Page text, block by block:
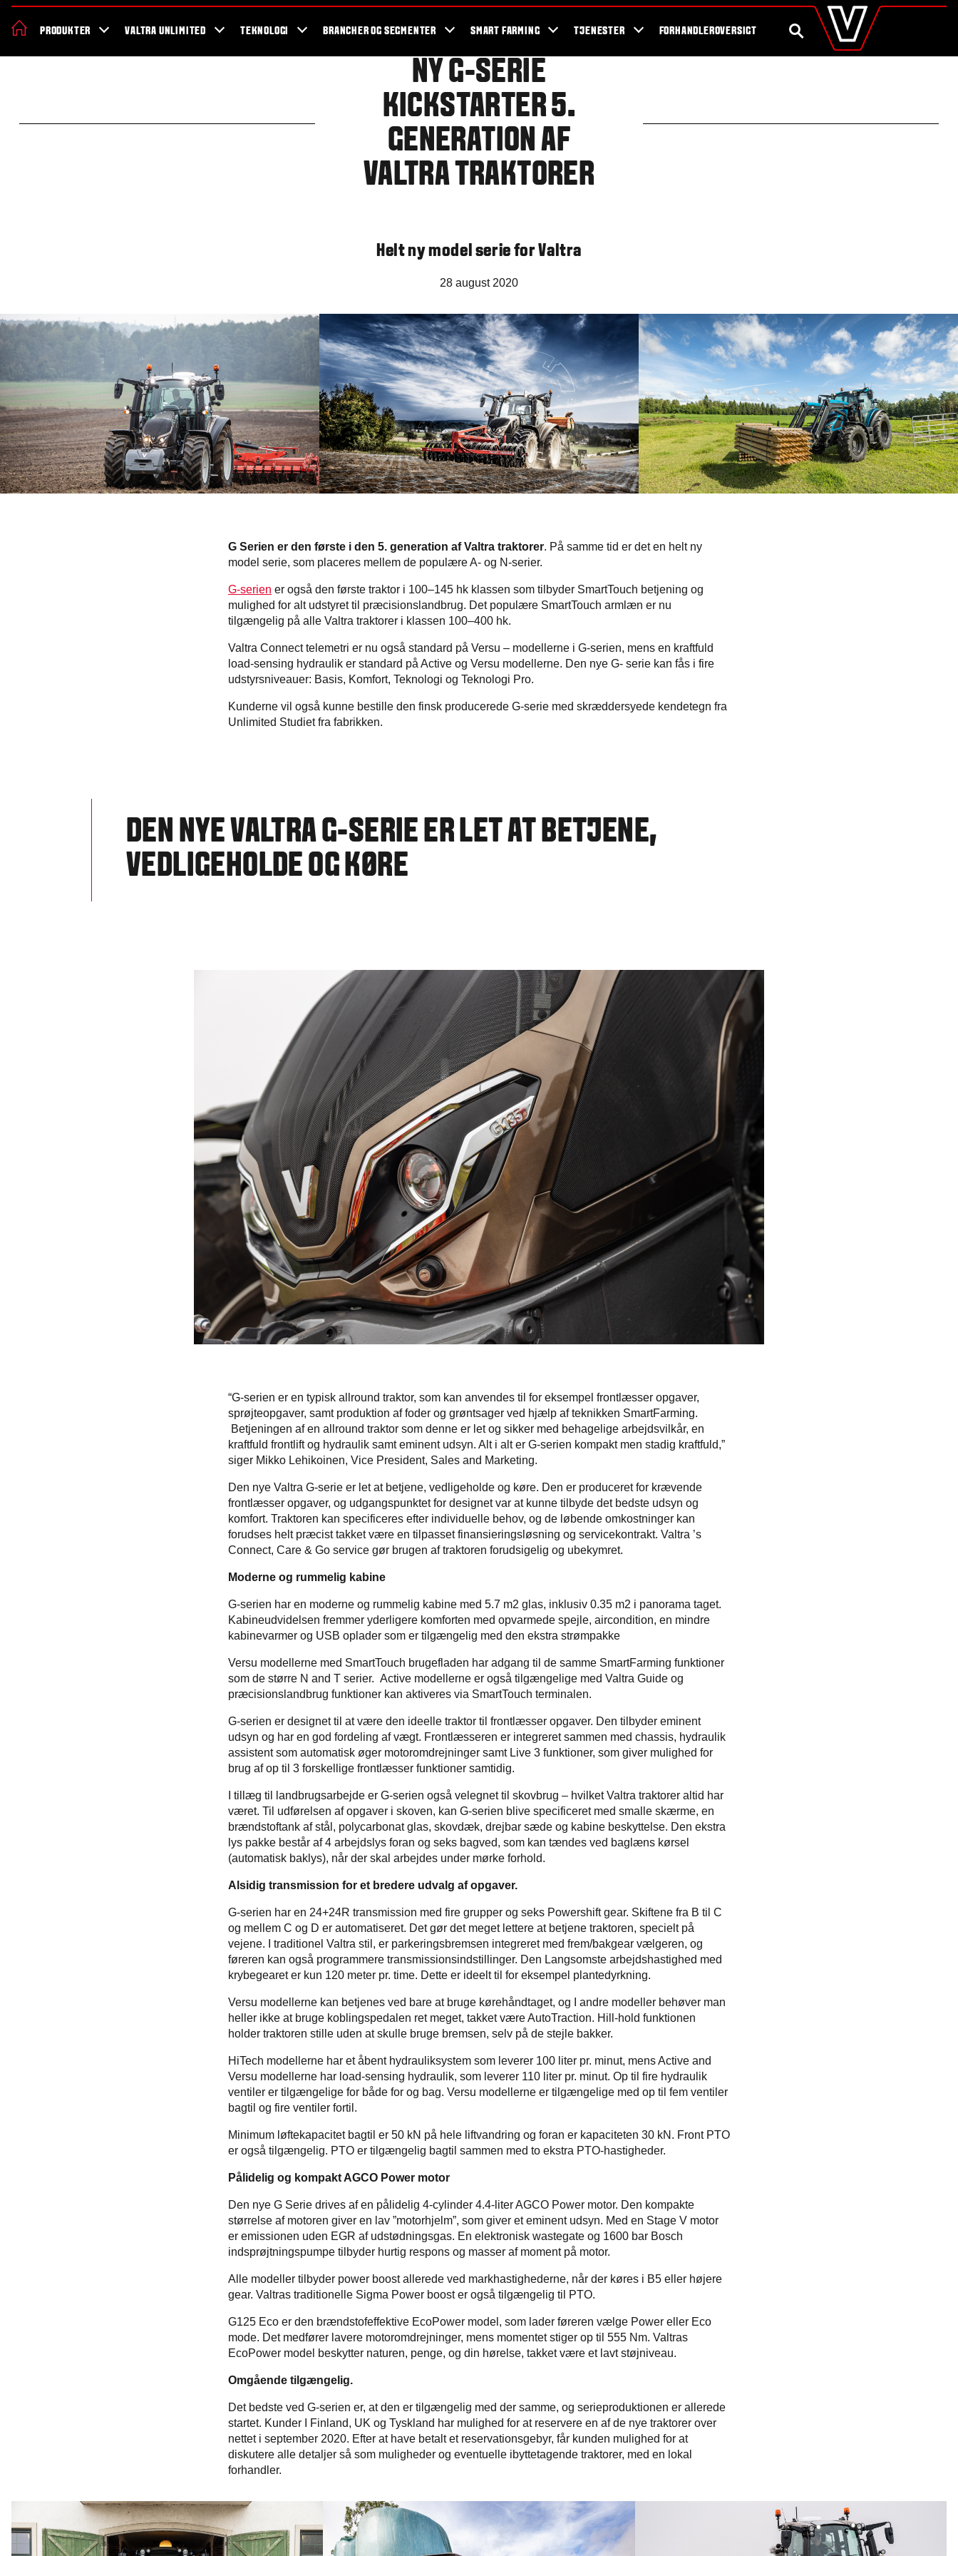
valtra.dk
Global
Slovakia
Spain
Sweden
United Kingdom
Eastern Europe
Україна
South America
Brazil
Middle East
United Arab Emirates
Africa
PRODUKTER VALTRA UNLIMITED TEKNOLOGI BRANCHER OG SEGMENTER SMART FARMING TJENESTER FORHANDLEROVERSIGT SØG
NY G-SERIE
KICKSTARTER 5.
GENERATION AF
VALTRA TRAKTORER
Helt ny model serie for Valtra
28 august 2020
G Serien er den første i den 5. generation af Valtra traktorer. På samme tid er det en helt ny
model serie, som placeres mellem de populære A- og N-serier.
G-serien er også den første traktor i 100–145 hk klassen som tilbyder SmartTouch betjening og
mulighed for alt udstyret til præcisionslandbrug. Det populære SmartTouch armlæn er nu
tilgængelig på alle Valtra traktorer i klassen 100–400 hk.
Valtra Connect telemetri er nu også standard på Versu – modellerne i G-serien, mens en kraftfuld
load-sensing hydraulik er standard på Active og Versu modellerne. Den nye G- serie kan fås i fire
udstyrsniveauer: Basis, Komfort, Teknologi og Teknologi Pro.
Kunderne vil også kunne bestille den finsk producerede G-serie med skræddersyede kendetegn fra
Unlimited Studiet fra fabrikken.
DEN NYE VALTRA G-SERIE ER LET AT BETJENE,
VEDLIGEHOLDE OG KØRE
“G-serien er en typisk allround traktor, som kan anvendes til for eksempel frontlæsser opgaver,
sprøjteopgaver, samt produktion af foder og grøntsager ved hjælp af teknikken SmartFarming.
Betjeningen af en allround traktor som denne er let og sikker med behagelige arbejdsvilkår, en
kraftfuld frontlift og hydraulik samt eminent udsyn. Alt i alt er G-serien kompakt men stadig kraftfuld,”
siger Mikko Lehikoinen, Vice President, Sales and Marketing.
Den nye Valtra G-serie er let at betjene, vedligeholde og køre. Den er produceret for krævende
frontlæsser opgaver, og udgangspunktet for designet var at kunne tilbyde det bedste udsyn og
komfort. Traktoren kan specificeres efter individuelle behov, og de løbende omkostninger kan
forudses helt præcist takket være en tilpasset finansieringsløsning og servicekontrakt. Valtra ’s
Connect, Care & Go service gør brugen af traktoren forudsigelig og ubekymret.
Moderne og rummelig kabine
G-serien har en moderne og rummelig kabine med 5.7 m2 glas, inklusiv 0.35 m2 i panorama taget.
Kabineudvidelsen fremmer yderligere komforten med opvarmede spejle, aircondition, en mindre
kabinevarmer og USB oplader som er tilgængelig med den ekstra strømpakke
Versu modellerne med SmartTouch brugefladen har adgang til de samme SmartFarming funktioner
som de større N and T serier. Active modellerne er også tilgængelige med Valtra Guide og
præcisionslandbrug funktioner kan aktiveres via SmartTouch terminalen.
G-serien er designet til at være den ideelle traktor til frontlæsser opgaver. Den tilbyder eminent
udsyn og har en god fordeling af vægt. Frontlæsseren er integreret sammen med chassis, hydraulik
assistent som automatisk øger motoromdrejninger samt Live 3 funktioner, som giver mulighed for
brug af op til 3 forskellige frontlæsser funktioner samtidig.
I tillæg til landbrugsarbejde er G-serien også velegnet til skovbrug – hvilket Valtra traktorer altid har
været. Til udførelsen af opgaver i skoven, kan G-serien blive specificeret med smalle skærme, en
brændstoftank af stål, polycarbonat glas, skovdæk, drejbar sæde og kabine beskyttelse. Den ekstra
lys pakke består af 4 arbejdslys foran og seks bagved, som kan tændes ved baglæns kørsel
(automatisk baklys), når der skal arbejdes under mørke forhold.
Alsidig transmission for et bredere udvalg af opgaver.
G-serien har en 24+24R transmission med fire grupper og seks Powershift gear. Skiftene fra B til C
og mellem C og D er automatiseret. Det gør det meget lettere at betjene traktoren, specielt på
vejene. I traditionel Valtra stil, er parkeringsbremsen integreret med frem/bakgear vælgeren, og
føreren kan også programmere transmissionsindstillinger. Den Langsomste arbejdshastighed med
krybegearet er kun 120 meter pr. time. Dette er ideelt til for eksempel plantedyrkning.
Versu modellerne kan betjenes ved bare at bruge kørehåndtaget, og I andre modeller behøver man
heller ikke at bruge koblingspedalen ret meget, takket være AutoTraction. Hill-hold funktionen
holder traktoren stille uden at skulle bruge bremsen, selv på de stejle bakker.
HiTech modellerne har et åbent hydrauliksystem som leverer 100 liter pr. minut, mens Active and
Versu modellerne har load-sensing hydraulik, som leverer 110 liter pr. minut. Op til fire hydraulik
ventiler er tilgængelige for både for og bag. Versu modellerne er tilgængelige med op til fem ventiler
bagtil og fire ventiler fortil.
Minimum løftekapacitet bagtil er 50 kN på hele liftvandring og foran er kapaciteten 30 kN. Front PTO
er også tilgængelig. PTO er tilgængelig bagtil sammen med to ekstra PTO-hastigheder.
Pålidelig og kompakt AGCO Power motor
Den nye G Serie drives af en pålidelig 4-cylinder 4.4-liter AGCO Power motor. Den kompakte
størrelse af motoren giver en lav ”motorhjelm”, som giver et eminent udsyn. Med en Stage V motor
er emissionen uden EGR af udstødningsgas. En elektronisk wastegate og 1600 bar Bosch
indsprøjtningspumpe tilbyder hurtig respons og masser af moment på motor.
Alle modeller tilbyder power boost allerede ved markhastighederne, når der køres i B5 eller højere
gear. Valtras traditionelle Sigma Power boost er også tilgængelig til PTO.
G125 Eco er den brændstofeffektive EcoPower model, som lader føreren vælge Power eller Eco
mode. Det medfører lavere motoromdrejninger, mens momentet stiger op til 555 Nm. Valtras
EcoPower model beskytter naturen, penge, og din hørelse, takket være et lavt støjniveau.
Omgående tilgængelig.
Det bedste ved G-serien er, at den er tilgængelig med der samme, og serieproduktionen er allerede
startet. Kunder I Finland, UK og Tyskland har mulighed for at reservere en af de nye traktorer over
nettet i september 2020. Efter at have betalt et reservationsgebyr, får kunden mulighed for at
diskutere alle detaljer så som muligheder og eventuelle ibyttetagende traktorer, med en lokal
forhandler.